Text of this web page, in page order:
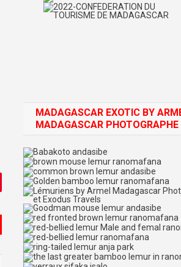
MADAGASCAR EXOTIC BY
MADAGASCAR PHOTOGRAPHE